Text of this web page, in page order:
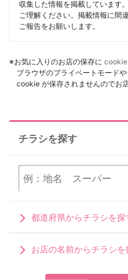
収集した情報を掲載しています
ご理解ください。掲載情報に間
ご報告をお願いします。
※お気に入りのお店の保存に cookie
ブラウザのプライベートモード
cookie が保存されませんのでお
チラシを探す
都道府県からチラシを探
お店の名前からチラシを